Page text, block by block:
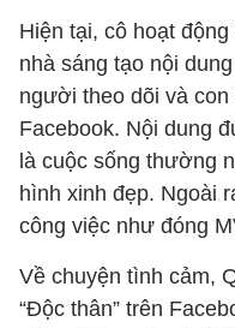
Hiện tại, cô hoạt
nhà sáng tạo nội
người theo dõi và
Facebook. Nội dung
là cuộc sống thường
hình xinh đẹp. Ngoài
công việc như đóng
Về chuyện tình cảm,
“Độc thân” trên